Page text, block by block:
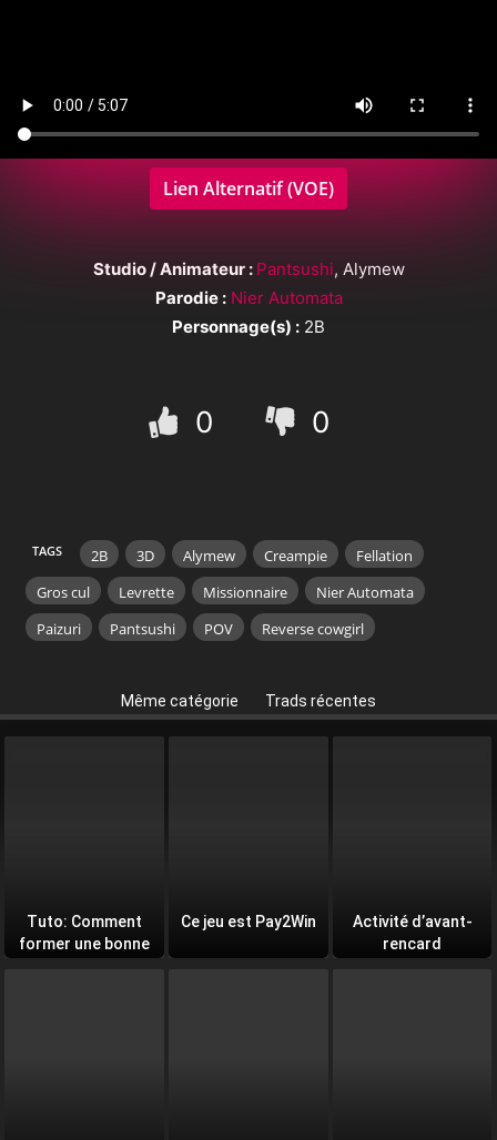
Lien Alternatif (VOE)
Studio / Animateur : Pantsushi, Alymew
Parodie : Nier Automata
Personnage(s) : 2B
0 0
TAGS 2B 3D Alymew Creampie
Fellation
Gros cul
Levrette Missionnaire
Nier Automata
Paizuri
Pantsushi POV Reverse cowgirl
Même catégorie Trads récentes
Tuto: Comment
former une bonne
Ce jeu est Pay2Win
Activité d’avant-
rencard